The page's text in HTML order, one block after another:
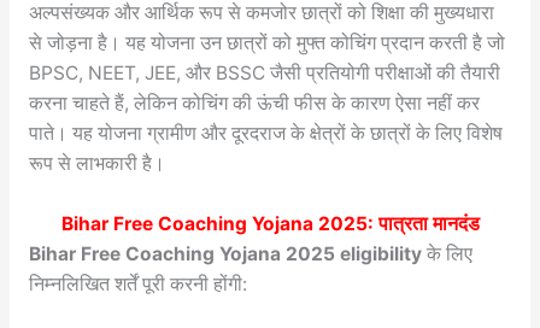
अल्पसंख्यक और आर्थिक रूप से कमजोर छात्रों को शिक्षा की मुख्यधारा
से जोड़ना है। यह योजना उन छात्रों को मुफ्त कोचिंग प्रदान करती है जो
BPSC, NEET, JEE, और BSSC जैसी प्रतियोगी परीक्षाओं की तैयारी
करना चाहते हैं, लेकिन कोचिंग की ऊंची फीस के कारण ऐसा नहीं कर
पाते। यह योजना ग्रामीण और दूरदराज के क्षेत्रों के छात्रों के लिए विशेष
रूप से लाभकारी है।
Bihar Free Coaching Yojana 2025: पात्रता मानदंड
Bihar Free Coaching Yojana 2025 eligibilityके लिए
निम्नलिखित शर्तें पूरी करनी होंगी: